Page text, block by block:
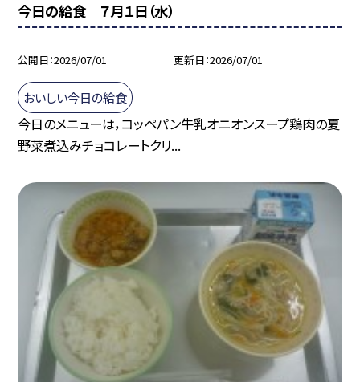
今日の給食 ７月１日（水）
公開日 2026/07/01 更新日 2026/07/01
おいしい今日の給食
今日のメニューは，コッペパン牛乳オニオンスープ鶏肉の夏
野菜煮込みチョコレートクリ...